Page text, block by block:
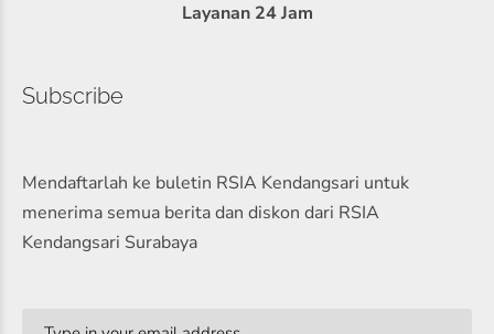
Layanan 24 Jam
Subscribe
Mendaftarlah ke buletin RSIA Kendangsari untuk
menerima semua berita dan diskon dari RSIA
Kendangsari Surabaya